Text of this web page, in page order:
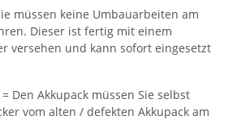
müssen keine Umbauarbeiten am
Dieser ist fertig mit einem
versehen und kann sofort eingesetzt
= Den Akkupack müssen Sie selbst
vom alten / defekten Akkupack am